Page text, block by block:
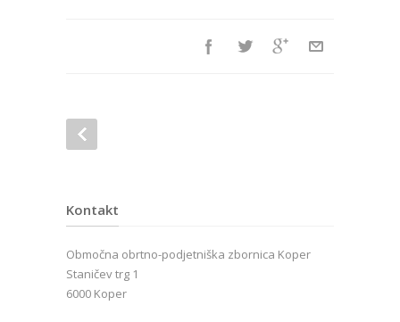
Kontakt
Območna obrtno-podjetniška zbornica Koper
Staničev trg 1
6000 Koper